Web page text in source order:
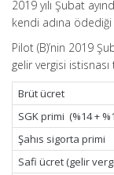
2019 yılı Şubat
kendi adına
Pilot (B)’nin 2019
gelir vergisi
Brüt ücret
SGK primi (%14 +
Şahıs sigorta primi
Safi ücret (gelir